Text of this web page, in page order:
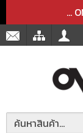
...
สินค้าไ
สินค้าได้ถู